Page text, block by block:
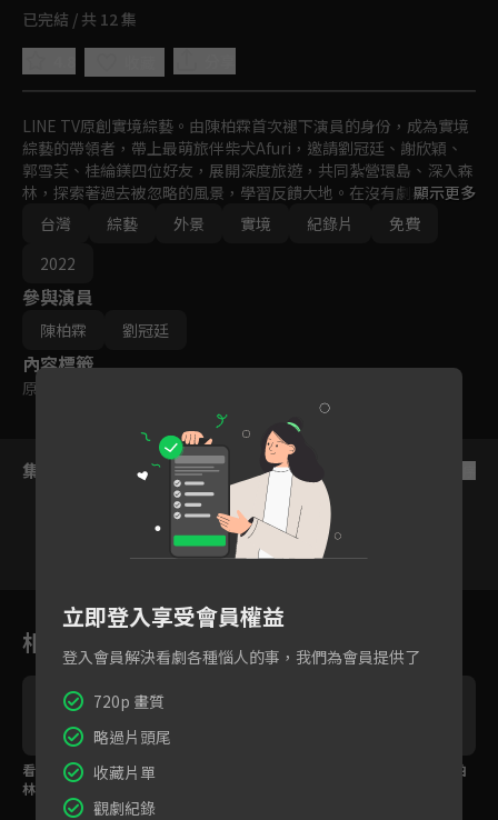
已完結 / 共 12 集
LINE TV原創實境綜藝。由陳柏霖首次褪下演員的身份，成為實境
綜藝的帶領者，帶上最萌旅伴柴犬Afuri，邀請劉冠廷、謝欣穎、
郭雪芙、桂綸鎂四位好友，展開深度旅遊，共同紮營環島、深入森
林，探索著過去被忽略的風景，學習反饋大地。在沒有劇本的未知
旅途中，激盪出最真實的彼此。
顯示更多
台灣
綜藝 外景 實境 紀錄片
免費
2022
參與演員
陳柏霖 劉冠廷
內容標籤
原創
集數列表
2 3 4
相關花絮
看見森林，探索台灣山
林之美！
經典回憶殺！與小鎂柏
立即登入享受會員權益
登入會員解決看劇各種惱人的事，我們為會員提供了
720p 畫質
略過片頭尾
收藏片單
觀劇紀錄